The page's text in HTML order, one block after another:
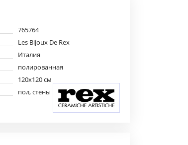
765764
Les Bijoux De Rex
Италия
полированная
120x120 см
пол, стены